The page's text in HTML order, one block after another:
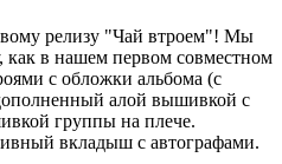
релизу "Чай втроем"! Мы
как в нашем первом совместном
с обложки альбома (с
алой вышивкой с
группы на плече.
вкладыш с автографами.